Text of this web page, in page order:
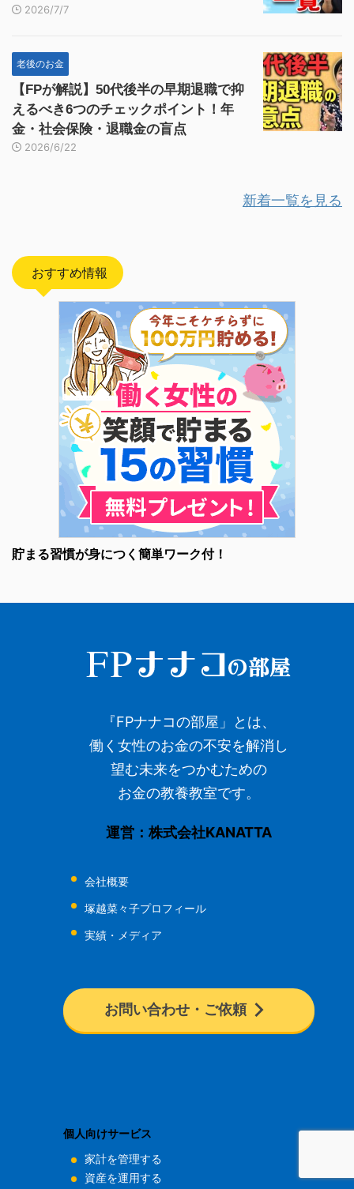
2026/7/7
老後のお金
【FPが解説】50代後半の早期退職で抑
えるべき6つのチェックポイント！年
金・社会保険・退職金の盲点
2026/6/22
新着一覧を見る
おすすめ情報
貯まる習慣が身につく簡単ワーク付！
『FPナナコの部屋」とは、
働く女性のお金の不安を解消し
望む未来をつかむための
お金の教養教室です。
運営：株式会社KANATTA
会社概要
塚越菜々子プロフィール
実績・メディア
お問い合わせ・ご依頼
個人向けサービス
家計を管理する
資産を運用する